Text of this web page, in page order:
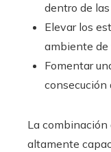
dentro de
Elevar los
ambiente de
Fomentar
consecución
La
altamente